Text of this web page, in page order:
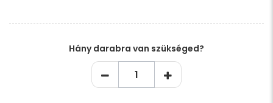
Hány darabra van szükséged?